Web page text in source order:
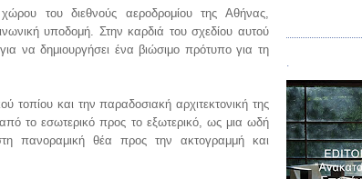
του διεθνούς αεροδρομίου της Αθήνας,
υποδομή. Στην καρδιά του σχεδίου αυτού
να δημιουργήσει ένα βιώσιμο πρότυπο για τη
τοπίου και την παραδοσιακή αρχιτεκτονική της
το εσωτερικό προς το εξωτερικό, ως μια ωδή
πανοραμική θέα προς την ακτογραμμή και
.